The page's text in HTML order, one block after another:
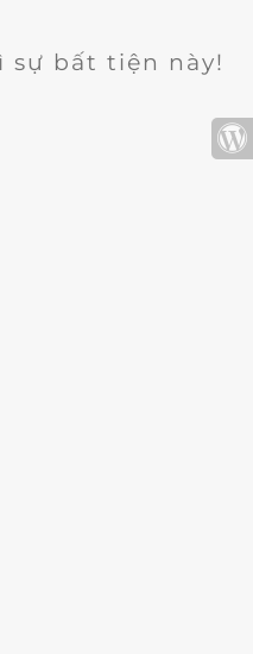
sự bất tiện này!